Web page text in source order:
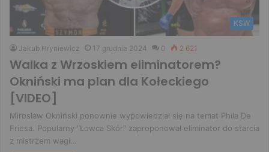
KSW
Jakub Hryniewicz 17 grudnia 2024 0 2 621
Walka z Wrzoskiem eliminatorem?
Okniński ma plan dla Kołeckiego
[VIDEO]
Mirosław Okniński ponownie wypowiedział się na temat Phila De
Friesa. Popularny "Łowca Skór" zaproponował eliminator do starcia
z mistrzem wagi…